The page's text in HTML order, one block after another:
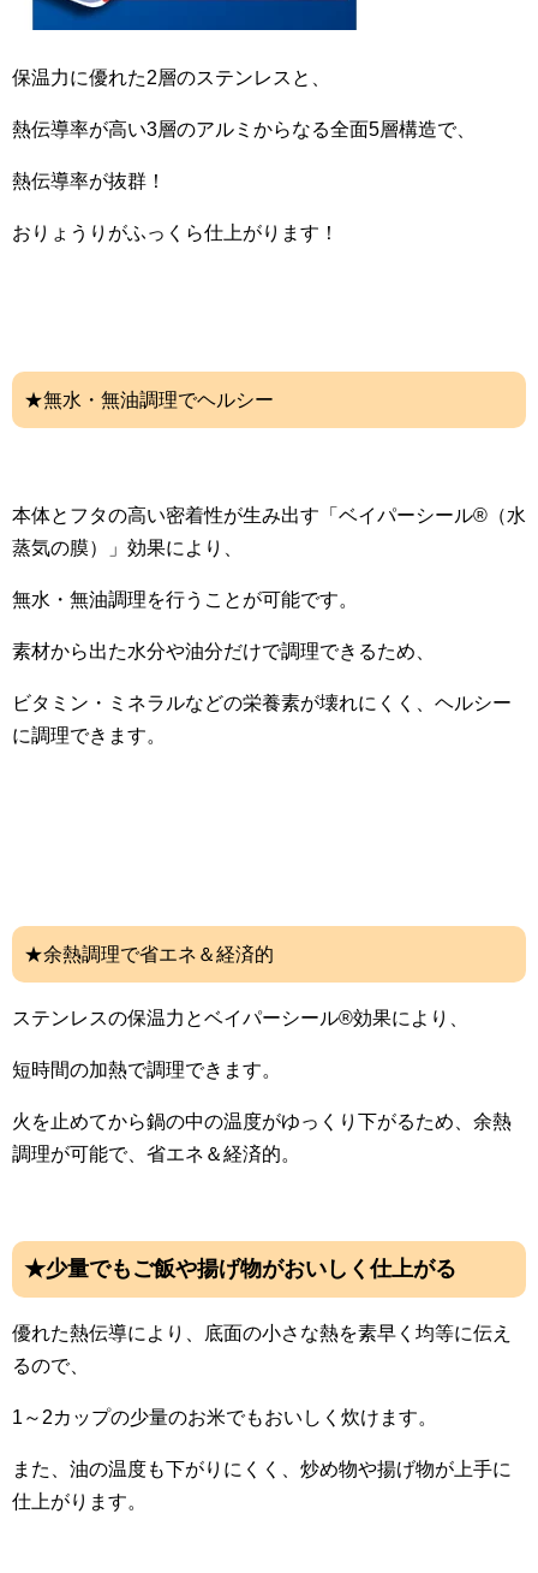
保温力に優れた2層のステンレスと、
熱伝導率が高い3層のアルミからなる全面5層構造で、
熱伝導率が抜群！
おりょうりがふっくら仕上がります！
★無水・無油調理でヘルシー
本体とフタの高い密着性が生み出す「ベイパーシール®（水
蒸気の膜）」効果により、
無水・無油調理を行うことが可能です。
素材から出た水分や油分だけで調理できるため、
ビタミン・ミネラルなどの栄養素が壊れにくく、ヘルシー
に調理できます。
★余熱調理で省エネ＆経済的
ステンレスの保温力とベイパーシール®効果により、
短時間の加熱で調理できます。
火を止めてから鍋の中の温度がゆっくり下がるため、余熱
調理が可能で、省エネ＆経済的。
★少量でもご飯や揚げ物がおいしく仕上がる
優れた熱伝導により、底面の小さな熱を素早く均等に伝え
るので、
1～2カップの少量のお米でもおいしく炊けます。
また、油の温度も下がりにくく、炒め物や揚げ物が上手に
仕上がります。